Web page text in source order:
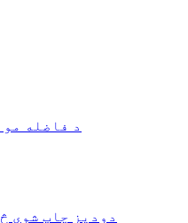
د فاضله